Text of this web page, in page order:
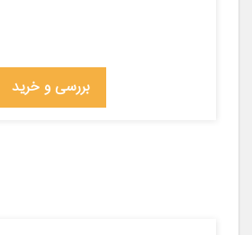
بررسی و خرید